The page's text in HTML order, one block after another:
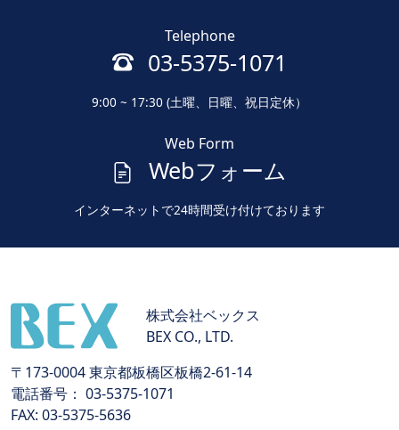
Telephone
03-5375-1071
9:00 ~ 17:30 (土曜、日曜、祝日定休）
Web Form
Webフォーム
インターネットで24時間受け付けております
株式会社ベックス
BEX CO., LTD.
〒173-0004 東京都板橋区板橋2-61-14
電話番号： 03-5375-1071
FAX: 03-5375-5636